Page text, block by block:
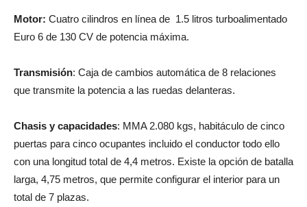
Motor: Cuatro cilindros en línea de 1.5 litros turboalimentado
Euro 6 de 130 CV de potencia máxima.
Transmisión: Caja de cambios automática de 8 relaciones
que transmite la potencia a las ruedas delanteras.
Chasis y capacidades: MMA 2.080 kgs, habitáculo de cinco
puertas para cinco ocupantes incluido el conductor todo ello
con una longitud total de 4,4 metros. Existe la opción de batalla
larga, 4,75 metros, que permite configurar el interior para un
total de 7 plazas.